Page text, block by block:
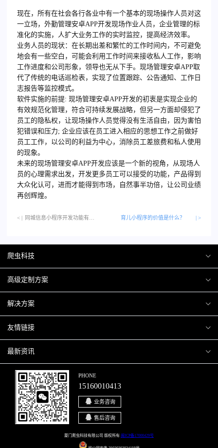
现在，所有在社会各行各业中有一个基本的现场操作人员对这
一立场，外勤管理安卓APP开发现场作业人员，企业管理的标
准化的实施，人扩大业务工作的实时监控，提高经济效率。
业务人员的现状：在长期出差和繁忙的工作时间内，不可避免
地会有一些空白，可能会利用工作时间来接收私人工作，影响
工作进度和公司形象，领导也无从下手。现场管理安卓APP取
代了传统的电话巡检表，实现了位置跟踪、公告通知、工作日
志报告等监控模式。
软件实施的前提: 现场管理安卓APP开发的初衷是实现企业的
有效规范化管理，符合可持续发展战略，但另一方面却侵犯了
员工的隐私权，让现场操作人员觉得没有生活自由，因为害怕
犯错误和压力; 企业应该在员工进入相应的思想工作之前做好
员工工作，以公司的利益为中心，消除员工差旅费和私人使用
的现象。
未来的现场管理安卓APP开发应该是一个新的视角，从现场人
员的心理需求出发，开发更多员工可以接受的功能，产品得到
大众化认可，进而才能得到市场，自然事半功倍，让公司业绩
再创辉煌。
< | 育儿小程序的价值是什么？ | >
爬虫科技
爬虫案例
关于爬虫
高级定制方案
H5互动营销
微信小程序
移动APP
解决方案
商城解决方案
商城会员积分商城解决方案
网站解决方案
智慧校园解决方案
智慧停车解决方案
友情链接
厦门小程序开发
厦门APP开发
厦门微商城开发
博客园
最新资讯
行业资讯
爬虫动态
PHONE
15160010413
业务咨询
售后咨询
厦门爬虫科技有限公司 版权所有 闽ICP备17000429号